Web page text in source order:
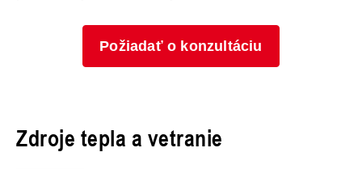
Požiadať o konzultáciu
Zdroje tepla a vetranie